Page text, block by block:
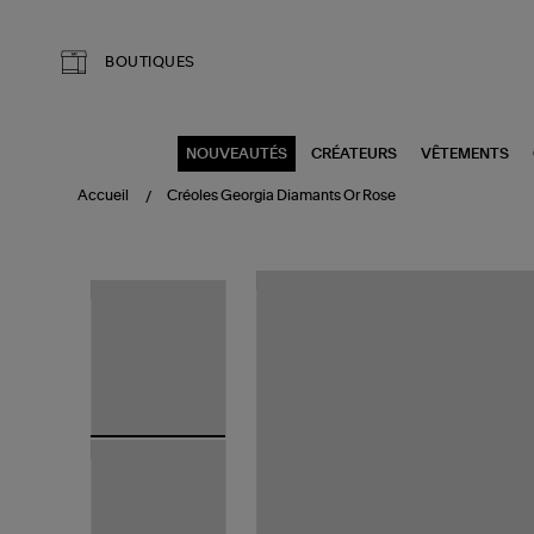
BOUTIQUES
NOUVEAUTÉS CRÉATEURS VÊTEMENTS
Accueil Créoles Georgia Diamants Or Rose